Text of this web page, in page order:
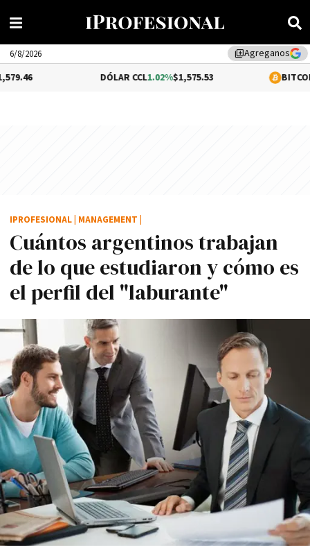
library_addAgreganos
6/8/2026
1.02%$1,575.53 -0.46%
Cuántos argentinos trabajan
de lo que estudiaron y cómo es
el perfil del "laburante"
IPROFESIONAL MANAGEMENT